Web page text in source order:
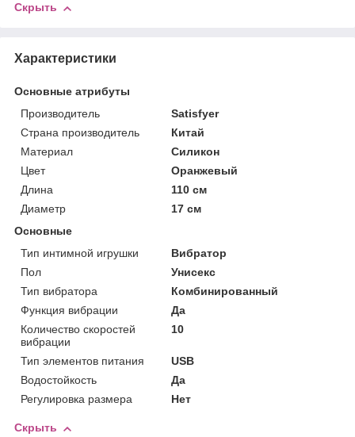
Скрыть
Характеристики
Основные атрибуты
Производитель
Satisfyer
Страна производитель
Китай
Материал
Силикон
Цвет
Оранжевый
Длина
110 см
Диаметр
17 см
Основные
Тип интимной игрушки
Вибратор
Пол
Унисекс
Тип вибратора
Комбинированный
Функция вибрации
Да
Количество скоростей
вибрации
10
Тип элементов питания
USB
Водостойкость
Да
Регулировка размера
Нет
Скрыть